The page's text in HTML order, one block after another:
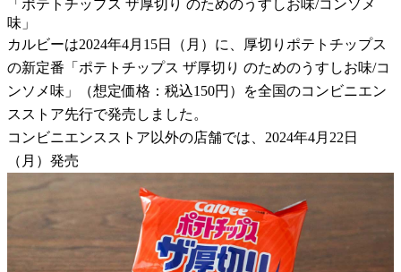
「ポテトチップス ザ厚切り のためのうすしお味/コンソメ
味」
カルビーは2024年4月15日（月）に、厚切りポテトチップス
の新定番「ポテトチップス ザ厚切り のためのうすしお味/コ
ンソメ味」（想定価格：税込150円）を全国のコンビニエン
スストア先行で発売しました。
コンビニエンスストア以外の店舗では、2024年4月22日
（月）発売